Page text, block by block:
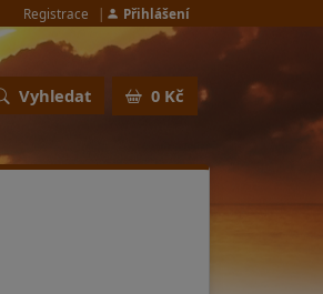
Registrace Přihlášení
Vyhledat 0 Kč